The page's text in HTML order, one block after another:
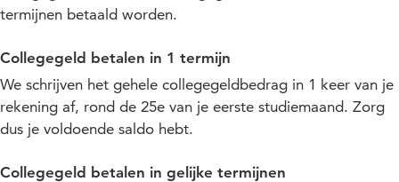
termijnen betaald worden.
Collegegeld betalen in 1 termijn
We schrijven het gehele collegegeldbedrag in 1 keer van je
rekening af, rond de 25e van je eerste studiemaand. Zorg
dus je voldoende saldo hebt.
Collegegeld betalen in gelijke termijnen